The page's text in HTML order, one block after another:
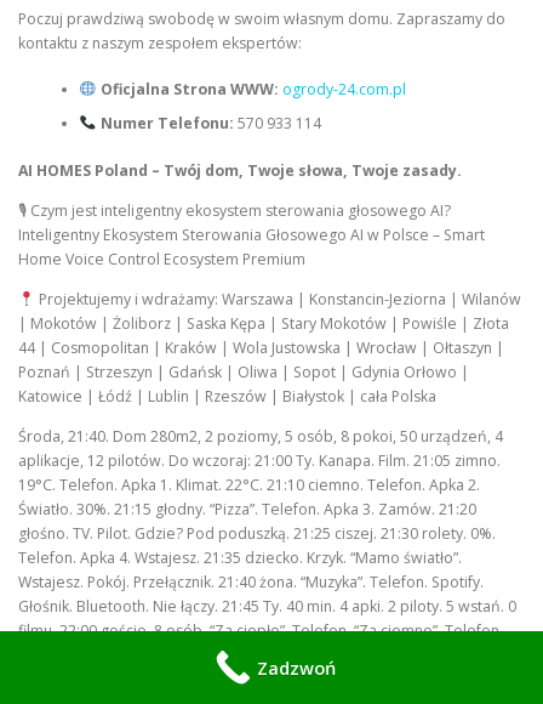
Poczuj prawdziwą swobodę w swoim własnym domu. Zapraszamy do
kontaktu z naszym zespołem ekspertów:
Oficjalna Strona WWW: ogrody-24.com.pl
Numer Telefonu: 570 933 114
AI HOMES Poland – Twój dom, Twoje słowa, Twoje zasady.
🎙 Czym jest inteligentny ekosystem sterowania głosowego AI?
Inteligentny Ekosystem Sterowania Głosowego AI w Polsce – Smart
Home Voice Control Ecosystem Premium
Projektujemy i wdrażamy: Warszawa | Konstancin-Jeziorna | Wilanów
| Mokotów | Żoliborz | Saska Kępa | Stary Mokotów | Powiśle | Złota
44 | Cosmopolitan | Kraków | Wola Justowska | Wrocław | Ołtaszyn |
Poznań | Strzeszyn | Gdańsk | Oliwa | Sopot | Gdynia Orłowo |
Katowice | Łódź | Lublin | Rzeszów | Białystok | cała Polska
Środa, 21:40. Dom 280m2, 2 poziomy, 5 osób, 8 pokoi, 50 urządzeń, 4
aplikacje, 12 pilotów. Do wczoraj: 21:00 Ty. Kanapa. Film. 21:05 zimno.
19°C. Telefon. Apka 1. Klimat. 22°C. 21:10 ciemno. Telefon. Apka 2.
Światło. 30%. 21:15 głodny. “Pizza”. Telefon. Apka 3. Zamów. 21:20
głośno. TV. Pilot. Gdzie? Pod poduszką. 21:25 ciszej. 21:30 rolety. 0%.
Telefon. Apka 4. Wstajesz. 21:35 dziecko. Krzyk. “Mamo światło”.
Wstajesz. Pokój. Przełącznik. 21:40 żona. “Muzyka”. Telefon. Spotify.
Głośnik. Bluetooth. Nie łączy. 21:45 Ty. 40 min. 4 apki. 2 piloty. 5 wstań. 0
filmu. 22:00 goście. 8 osób. “Za ciepło”. Telefon. “Za ciemno”. Telefon.
“Muzyka”. Telefon. Ty. Kelner. 0 gościa. 22:30 sąsiad. “Za głośno”. Puka.
23:00 Ty. 280m2. 50 urządzeń. Czujesz się jak IT. 0 dom. 23:30 dziecko.
Zadzwoń